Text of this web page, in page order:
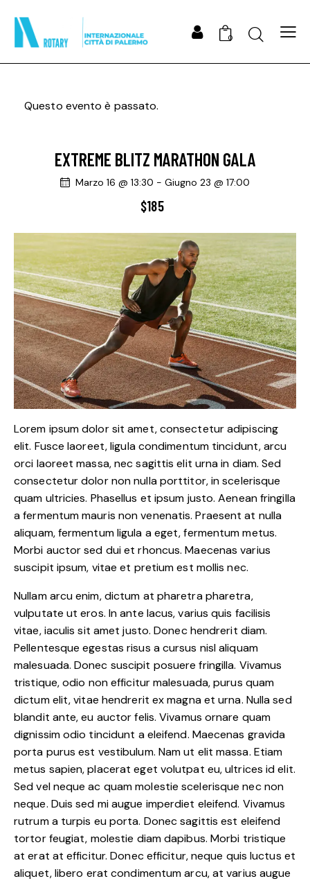
0 Search
Questo evento è passato.
EXTREME BLITZ MARATHON GALA
Marzo 16 @ 13:30 - Giugno 23 @ 17:00
$185
Lorem ipsum dolor sit amet, consectetur adipiscing
elit. Fusce laoreet, ligula condimentum tincidunt, arcu
orci laoreet massa, nec sagittis elit urna in diam. Sed
consectetur dolor non nulla porttitor, in scelerisque
quam ultricies. Phasellus et ipsum justo. Aenean fringilla
a fermentum mauris non venenatis. Praesent at nulla
aliquam, fermentum ligula a eget, fermentum metus.
Morbi auctor sed dui et rhoncus. Maecenas varius
suscipit ipsum, vitae et pretium est mollis nec.
Nullam arcu enim, dictum at pharetra pharetra,
vulputate ut eros. In ante lacus, varius quis facilisis
vitae, iaculis sit amet justo. Donec hendrerit diam.
Pellentesque egestas risus a cursus nisl aliquam
malesuada. Donec suscipit posuere fringilla. Vivamus
tristique, odio non efficitur malesuada, purus quam
dictum elit, vitae hendrerit ex magna et urna. Nulla sed
blandit ante, eu auctor felis. Vivamus ornare quam
dignissim odio tincidunt a eleifend. Maecenas gravida
porta purus est vestibulum. Nam ut elit massa. Etiam
metus sapien, placerat eget volutpat eu, ultrices id elit.
Sed vel neque ac quam molestie scelerisque nec non
neque. Duis sed mi augue imperdiet eleifend. Vivamus
rutrum a turpis eu porta. Donec sagittis est eleifend
tortor feugiat, molestie diam dapibus. Morbi tristique
at erat at efficitur. Donec efficitur, neque quis luctus et
aliquet, libero erat condimentum arcu, at varius augue